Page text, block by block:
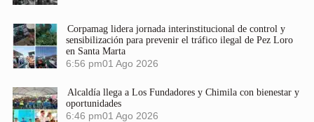
Corpamag lidera jornada interinstitucional de control y
sensibilización para prevenir el tráfico ilegal de Pez Loro
en Santa Marta
6:56 pm01 Ago 2026
Alcaldía llega a Los Fundadores y Chimila con bienestar y
oportunidades
6:46 pm01 Ago 2026